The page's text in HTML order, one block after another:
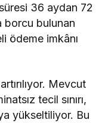
36 aydan 72
borcu bulunan
ödeme imkânı
Mevcut
tecil sınırı,
yükseltiliyor. Bu